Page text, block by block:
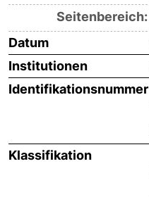
Seitenbereich:
Datum
Institutionen
Identifikationsnummer
Klassifikation